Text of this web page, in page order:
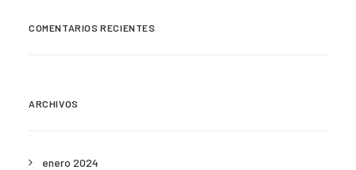
COMENTARIOS RECIENTES
ARCHIVOS
enero 2024